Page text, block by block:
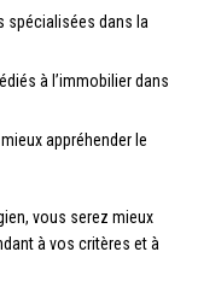
spécialisées dans la
à l’immobilier dans
appréhender le
vous serez mieux
à vos critères et à